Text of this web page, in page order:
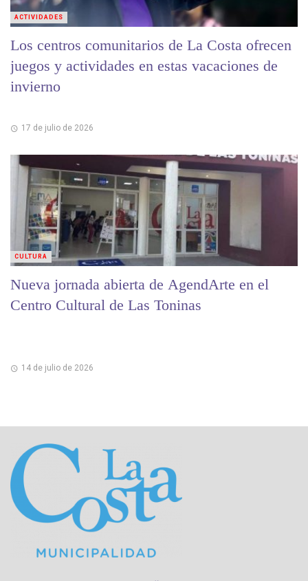
Los centros comunitarios de La Costa ofrecen
juegos y actividades en estas vacaciones de
invierno
17 de julio de 2026
ACTIVIDADES
Nueva jornada abierta de AgendArte en el
Centro Cultural de Las Toninas
14 de julio de 2026
CULTURA